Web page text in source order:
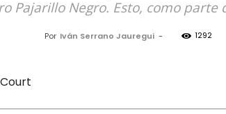
Pajarillo Negro. Esto, como
Por Iván Serrano Jauregui - 1292